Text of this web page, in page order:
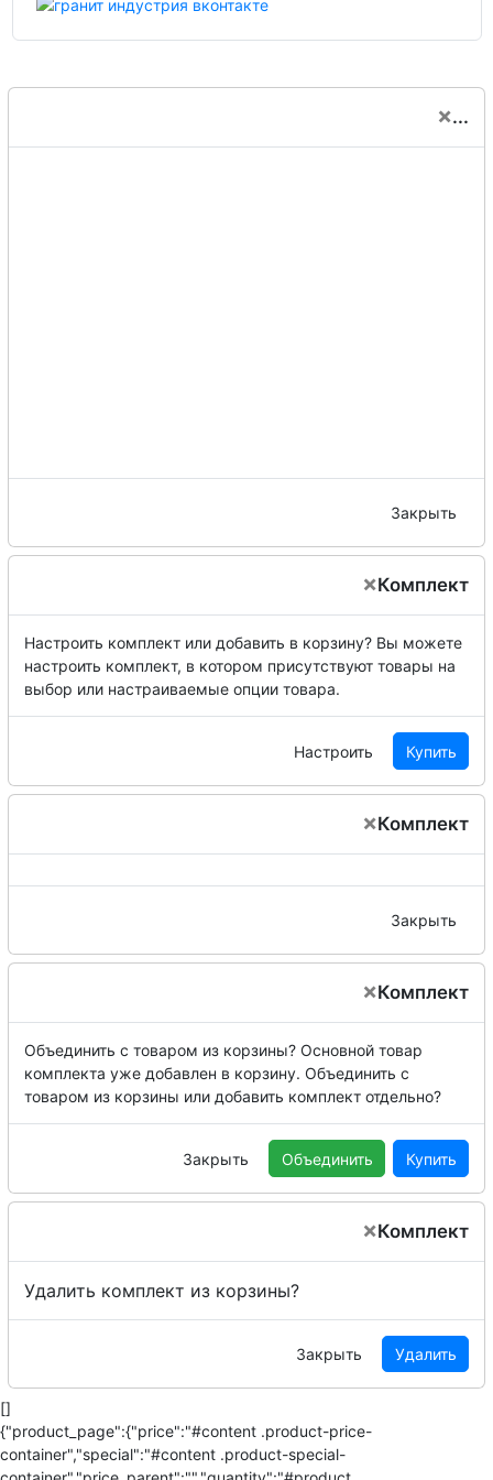
×...
Закрыть
×Комплект
Настроить комплект или добавить в корзину? Вы можете
настроить комплект, в котором присутствуют товары на
выбор или настраиваемые опции товара.
Настроить Купить
×Комплект
Закрыть
×Комплект
Объединить с товаром из корзины? Основной товар
комплекта уже добавлен в корзину. Объединить с
товаром из корзины или добавить комплект отдельно?
Закрыть Объединить Купить
×Комплект
Удалить комплект из корзины?
Закрыть Удалить
[]
{"product_page":{"price":"#content .product-price-
container","special":"#content .product-special-